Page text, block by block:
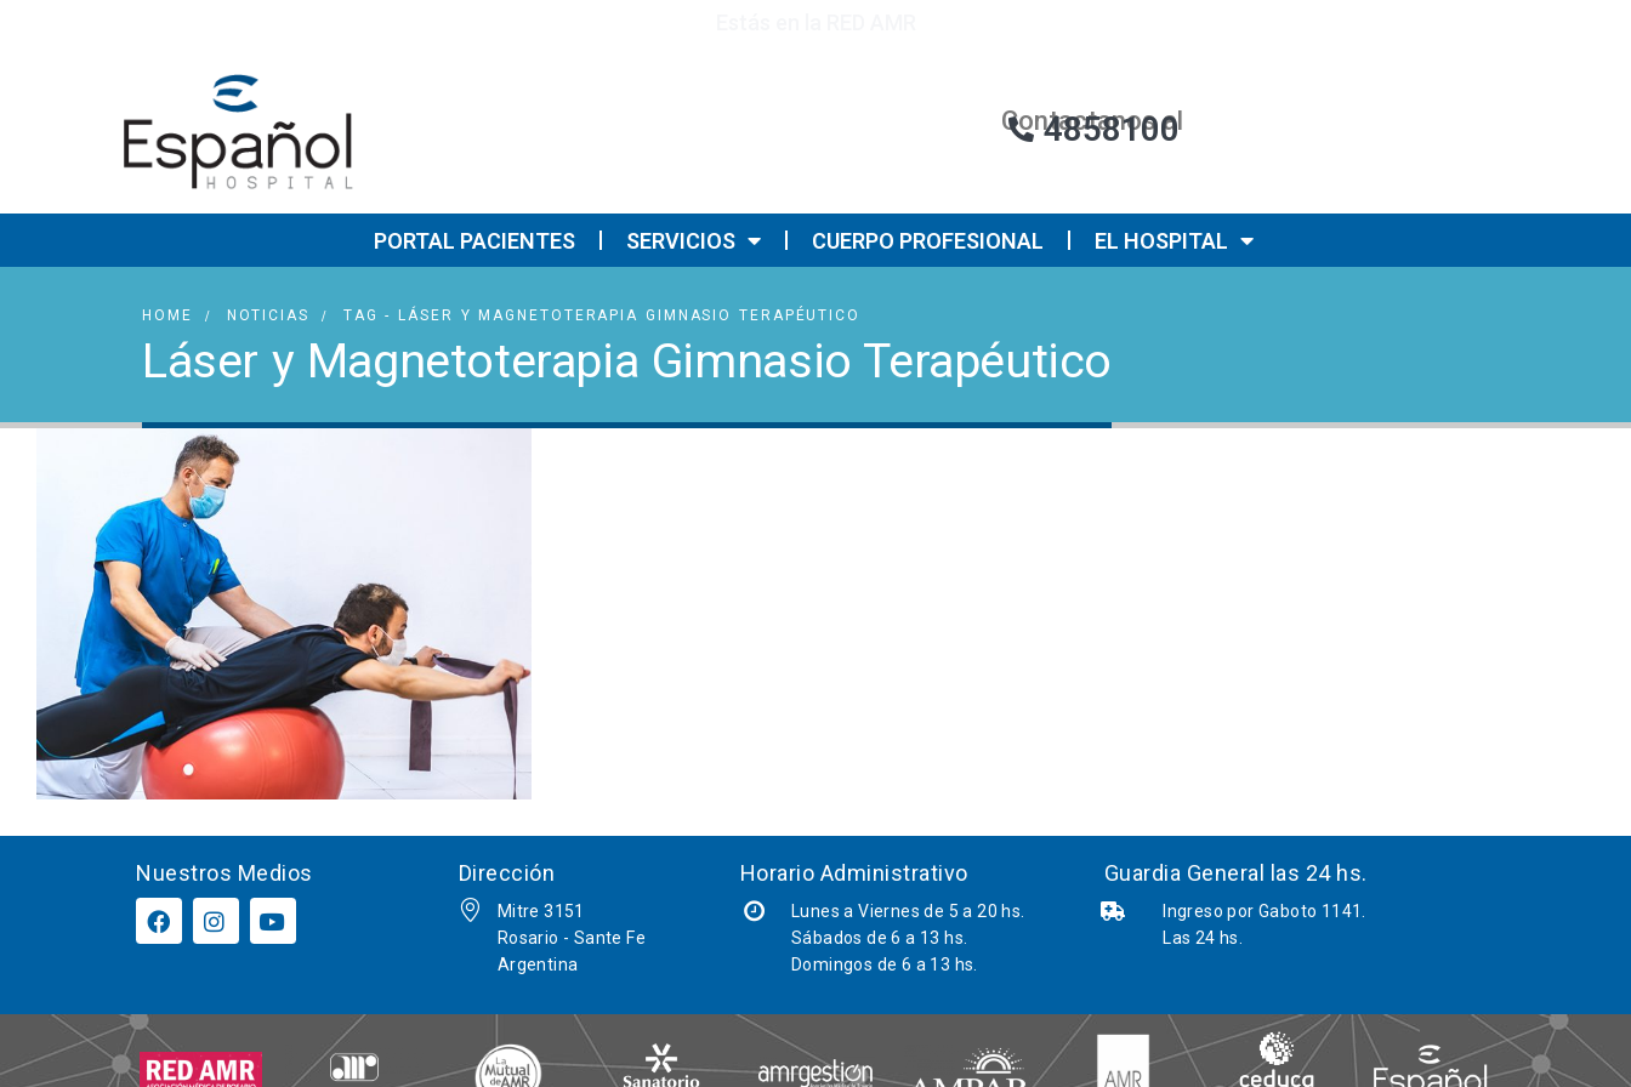
Contactanos al
4858100
PORTAL PACIENTES SERVICIOS CUERPO PROFESIONAL EL HOSPITAL
HOME NOTICIAS TAG - LÁSER Y MAGNETOTERAPIA GIMNASIO TERAPÉUTICO
Láser y Magnetoterapia Gimnasio Terapéutico
Nuestros Medios Dirección
Mitre 3151
Rosario - Sante Fe
Argentina
Horario Administrativo
Lunes a Viernes de 5 a 20 hs.
Sábados de 6 a 13 hs.
Domingos de 6 a 13 hs.
Guardia General las 24 hs.
Ingreso por Gaboto 1141.
Las 24 hs.